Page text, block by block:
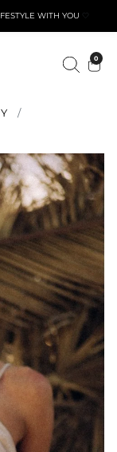
WITH YOU 🤍
0